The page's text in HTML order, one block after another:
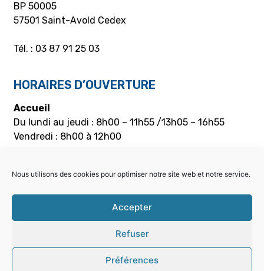
Nous utilisons des cookies pour optimiser notre site web et notre service.
Accepter
Refuser
Préférences
BP 50005
57501 Saint-Avold Cedex
Tél. : 03 87 91 25 03
HORAIRES D’OUVERTURE
Accueil
Du lundi au jeudi : 8h00 – 11h55 /13h05 – 16h55
Vendredi : 8h00 à 12h00
Du lundi au jeudi : 8h00 – 11h55 / 13h05 – 16h30
Vendredi : 8h00 à 12h00
PARTICULIERS
Choisir la bonne offre